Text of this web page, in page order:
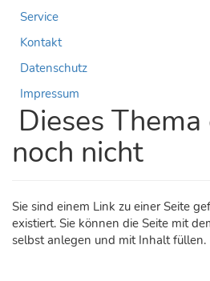
Service
Kontakt
Datenschutz
Impressum
Dieses
noch nicht
Sie sind einem Link zu einer Seite
existiert. Sie können die Seite mit
selbst anlegen und mit Inhalt füllen.